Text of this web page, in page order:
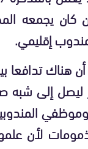
كان
إقليمي.
أن هناك
ليصل إلى شبه
لأن